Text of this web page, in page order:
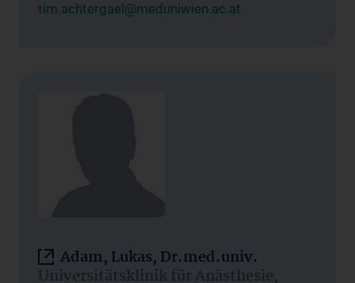
tim.achtergael@meduniwien.ac.at
Adam, Lukas, Dr.med.univ.
Universitätsklinik für Anästhesie,